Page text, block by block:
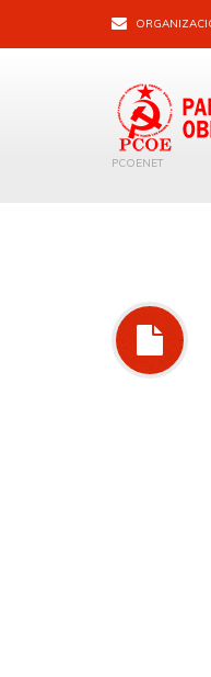
PCOENET